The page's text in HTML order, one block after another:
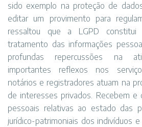
sido exemplo na proteção de
editar um provimento para
ressaltou que a LGPD constitui
tratamento das informações
profundas repercussões na
importantes reflexos nos
notários e registradores atuam na
de interesses privados. Recebem e
pessoais relativas ao estado das
jurídico-patrimoniais dos indivíduos